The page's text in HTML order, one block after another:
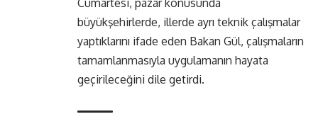
Cumartesi, pazar konusunda
büyükşehirlerde, illerde ayrı teknik çalışmalar
yaptıklarını ifade eden Bakan Gül, çalışmaların
tamamlanmasıyla uygulamanın hayata
geçirileceğini dile getirdi.